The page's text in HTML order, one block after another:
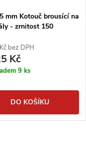
mm Kotouč brousící na
- zrnitost 150
bez DPH
Kč
9 ks
DO KOŠÍKU